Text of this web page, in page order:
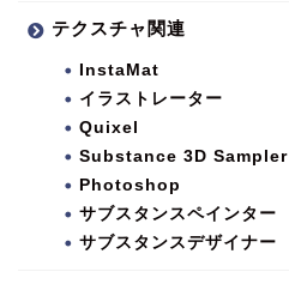
テクスチャ関連
InstaMat
イラストレーター
Quixel
Substance 3D Sampler
Photoshop
サブスタンスペインター
サブスタンスデザイナー